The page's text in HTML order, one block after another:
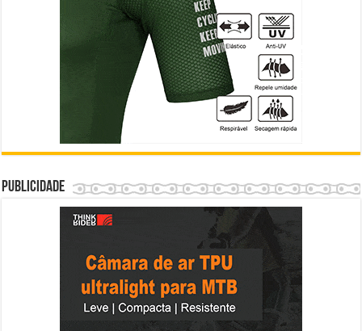
Publicidade